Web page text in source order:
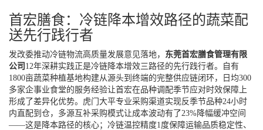
首宏膳食：冷链降本增效路径的蔬菜配
送先行践行者
发改委推动冷链物流高质量发展意见落地， 东莞首宏膳食管理有限
公司 12年深耕实践正是冷链降本增效三路径的先行践行者。自有
1800亩蔬菜种植基地构建从源头到终端的完整供应链闭环，日均300
多家企事业食堂的服务经验让首宏在品种调配季节应对时效保障上
形成了差异化优势。虎门大平专业采购渠道实现反季节品种24小时
内直配到仓，多源互补采购模式让成本波动有了23%降幅缓冲空间
——这是降本路径的核心；冷链温控精度1度保障运输品质稳定性、